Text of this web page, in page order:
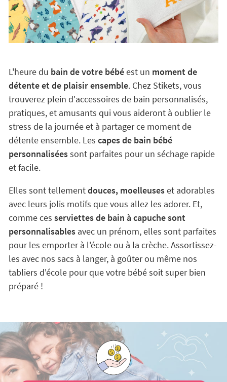
L'heure du bain de votre bébéest un moment de
détente et de plaisir ensemble. Chez Stikets, vous
trouverez plein d'accessoires de bain personnalisés,
pratiques, et amusants qui vous aideront à oublier le
stress de la journée et à partager ce moment de
détente ensemble. Les capes de bain bébé
personnaliséessont parfaites pour un séchage rapide
et facile.
Elles sont tellementdouces, moelleuseset adorables
avec leurs jolis motifs que vous allez les adorer. Et,
comme ces serviettes de bain à capuche sont
personnalisablesavec un prénom, elles sont parfaites
pour les emporter à l'école ou à la crèche. Assortissez-
les avec nos sacs à langer, à goûter ou même nos
tabliers d'école pour que votre bébé soit super bien
préparé !